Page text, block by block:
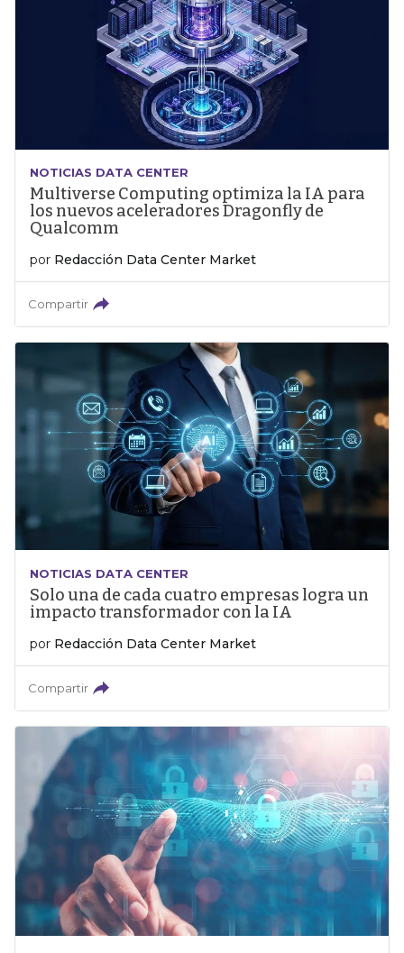
NOTICIAS DATA CENTER
Multiverse Computing optimiza la IA para
los nuevos aceleradores Dragonfly de
Qualcomm
por Redacción Data Center Market
Compartir
NOTICIAS DATA CENTER
Solo una de cada cuatro empresas logra un
impacto transformador con la IA
por Redacción Data Center Market
Compartir